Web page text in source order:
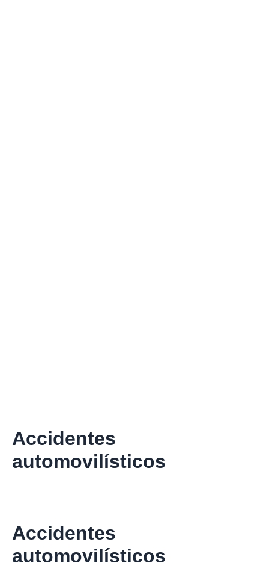
Accidentes
automovilísticos
Accidentes
automovilísticos